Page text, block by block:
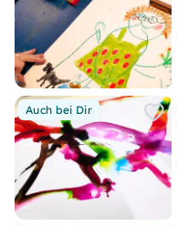
Auch bei Dir